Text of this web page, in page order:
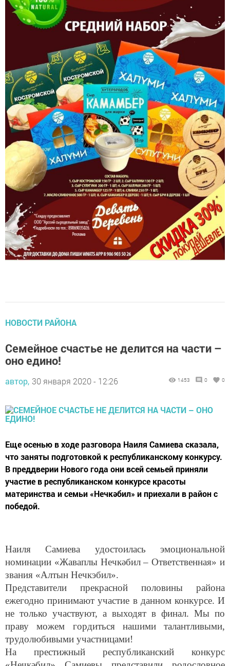
НОВОСТИ РАЙОНА
Семейное счастье не делится на части –
оно едино!
автор, 30 января 2020 - 12:26 1453 0 0
Еще осенью в ходе разговора Наиля Самиева сказала,
что заняты подготовкой к республиканскому конкурсу.
В преддверии Нового года они всей семьей приняли
участие в республиканском конкурсе красоты
материнства и семьи «Нечкәбил» и приехали в район с
победой.
Наиля Самиева удостоилась эмоциональной
номинации «Жаваплы Нечкәбил – Ответственная» и
звания «Алтын Нечкэбил».
Представители прекрасной половины района
ежегодно принимают участие в данном конкурсе. И
не только участвуют, а выходят в финал. Мы по
праву можем гордиться нашими талантливыми,
трудолюбивыми участницами!
На престижный республиканский конкурс